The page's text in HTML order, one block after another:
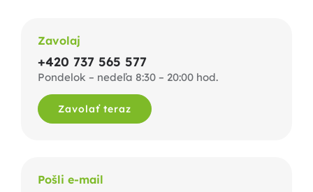
Zavolaj
+420 737 565 577
Pondelok – nedeľa 8:30 – 20:00 hod.
Zavolať teraz
Pošli e-mail